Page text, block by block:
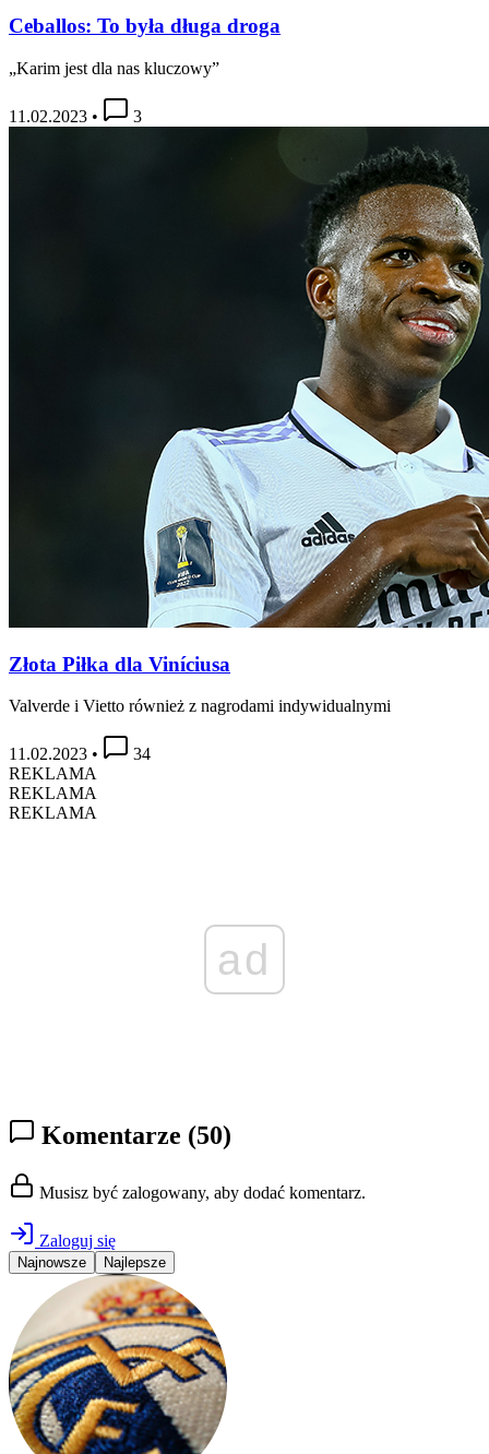
Ceballos: To była długa droga
„Karim jest dla nas kluczowy”
11.02.2023 • 3
Złota Piłka dla Viníciusa
Valverde i Vietto również z nagrodami indywidualnymi
11.02.2023 •
34
REKLAMA
REKLAMA
REKLAMA
ad
Komentarze (50)
Musisz być zalogowany, aby dodać komentarz.
Zaloguj się
Najnowsze Najlepsze